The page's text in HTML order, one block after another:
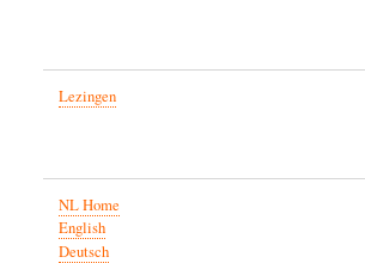
Lezingen
NL Home
English
Deutsch